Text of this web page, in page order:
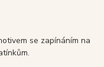
se zapínáním na